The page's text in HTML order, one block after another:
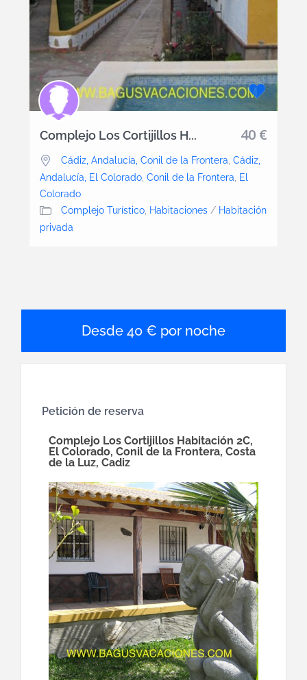
40 €
Complejo Los Cortijillos H...
Cádiz, Andalucía, Conil de la Frontera Cádiz,
Andalucía, El Colorado Conil de la Frontera
El
Colorado
Complejo Turístico Habitaciones / Habitación
privada
40 € por noche
Petición de reserva
Complejo Los Cortijillos Habitación 2C,
El Colorado, Conil de la Frontera, Costa
de la Luz, Cadiz